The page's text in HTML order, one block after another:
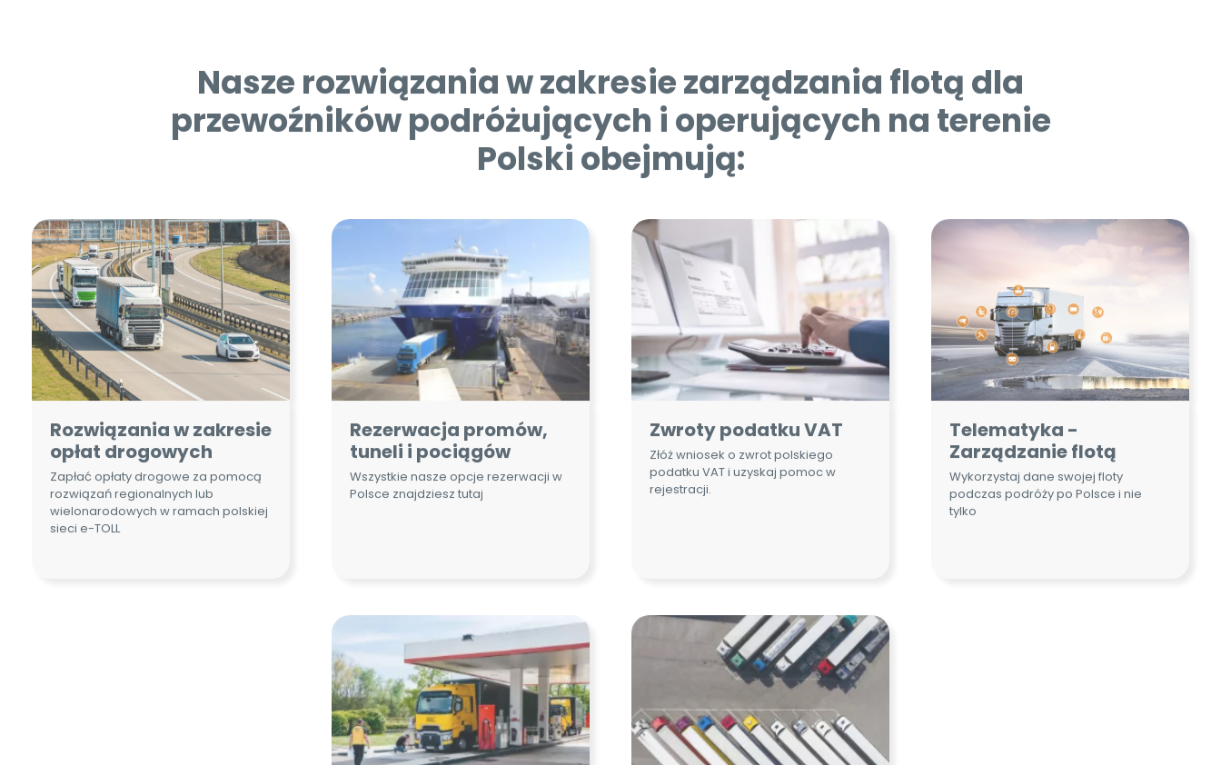
Rozwiązania w zakresie
opłat drogowych
Zapłać opłaty drogowe za pomocą
rozwiązań regionalnych lub
wielonarodowych w ramach polskiej
sieci e-TOLL
Rezerwacja promów,
tuneli i pociągów
Wszystkie nasze opcje rezerwacji w
Polsce znajdziesz tutaj
Zwroty podatku VAT
Złóż wniosek o zwrot polskiego
podatku VAT i uzyskaj pomoc w
rejestracji.
Telematyka -
Wykorzystaj dane swojej floty
podczas podróży po Polsce i nie
tylko
Karty paliwowe
Tankuj w całej Polsce w najlepszej
cenie!
Rezerwacje i opłaty
parkingów
Zapłać za bezpieczny parking w
ładunków, zapewniając sobie spokój
ducha i wygodę bez zbędnych
kłopotów.